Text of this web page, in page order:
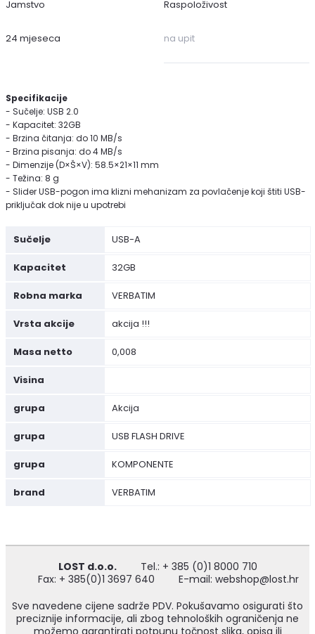
Jamstvo
24 mjeseca
Raspoloživost
na upit
Specifikacije
- Sučelje: USB 2.0
- Kapacitet: 32GB
- Brzina čitanja: do 10 MB/s
- Brzina pisanja: do 4 MB/s
- Dimenzije (D×Š×V): 58.5×21×11 mm
- Težina: 8 g
- Slider USB-pogon ima klizni mehanizam za povlačenje koji štiti USB-
priključak dok nije u upotrebi
Sučelje USB-A
Kapacitet 32GB
Robna marka VERBATIM
Vrsta akcije akcija !!!
Masa netto 0,008
Visina
grupa Akcija
grupa USB FLASH DRIVE
grupa KOMPONENTE
brand VERBATIM
LOST d.o.o.
Tel.: + 385 (0)1 8000 710
Fax: + 385(0)1 3697 640
E-mail: webshop@lost.hr
Sve navedene cijene sadrže PDV. Pokušavamo osigurati što
preciznije informacije, ali zbog tehnoloških ograničenja ne